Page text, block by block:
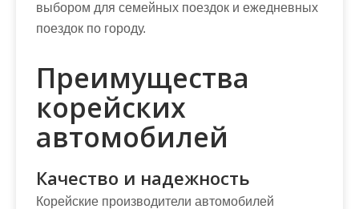
выбором для семейных поездок и ежедневных
поездок по городу.
Преимущества
корейских
автомобилей
Качество и надежность
Корейские производители автомобилей